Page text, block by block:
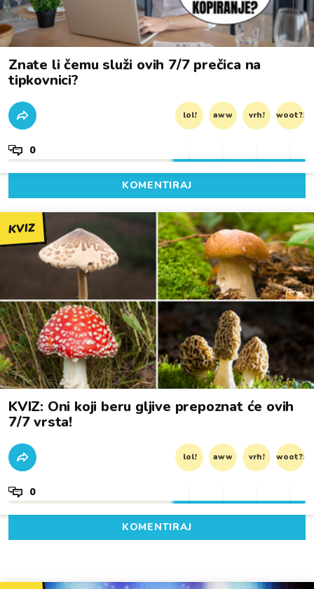
Znate li čemu služi ovih 7/7 prečica na
tipkovnici?
lol! aww vrh! woot?!
0
KOMENTIRAJ
KVIZ
KVIZ: Oni koji beru gljive prepoznat će ovih
7/7 vrsta!
lol! aww vrh! woot?!
0
KOMENTIRAJ